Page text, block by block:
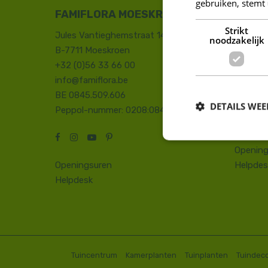
FAMIFLORA MOESKROEN
Jules Vantieghemstraat 14
B-7711 Moeskroen
+32 (0)56 33 66 00
info@famiflora.be
BE 0845.509.606
Peppol-nummer: 0208:0845509606
Openingsuren
Helpdesk
8660
+32
Tuincentrum Kamerplanten Tuinplanten
gebruiken,
Strikt
noodzakelijk
DETAILS